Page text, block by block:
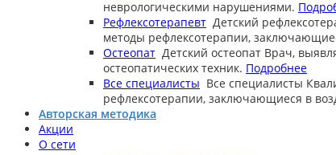
неврологическими нарушениями.
Рефлексотерапевт Детский
методы рефлексотерапии,
Остеопат Детский остеопат Врач,
остеопатических техник. Подробнее
Все специалисты Все специалисты
рефлексотерапии, заключающиеся в
Авторская методика
Акции
О сети